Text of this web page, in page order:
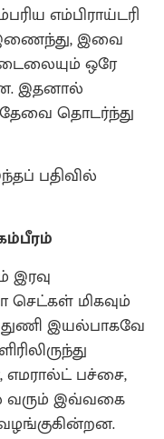
எம்பிராய்டரி
இவை
ஒரே
இதனால்
தேவை தொடர்ந்து
பதிவில்
இரவு
செட்கள் மிகவும்
இயல்பாகவே
எமரால்ட் பச்சை,
வரும் இவ்வகை